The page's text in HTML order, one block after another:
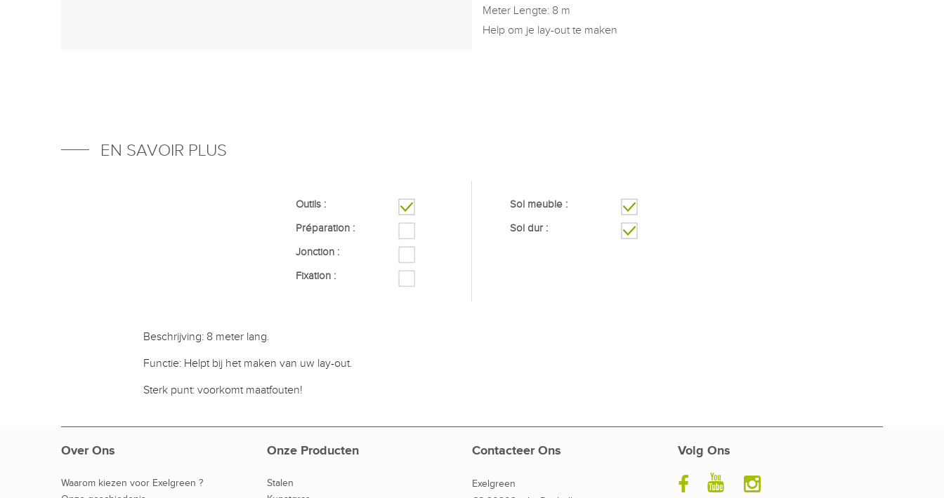
Meter Lengte: 8 m
Help om je lay-out te maken
EN SAVOIR PLUS
Outils :
Préparation :
Jonction :
Fixation :
Sol meuble :
Sol dur :
Beschrijving: 8 meter lang.
Functie: Helpt bij het maken van uw lay-out.
Sterk punt: voorkomt maatfouten!
Over Ons
Waarom kiezen voor Exelgreen ?
Onze Producten
Stalen
Contacteer Ons
Exelgreen
Volg Ons